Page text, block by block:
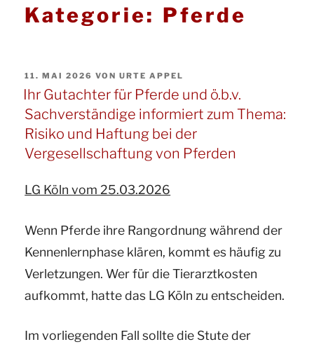
Kategorie: Pferde
VERÖFFENTLICHT
AM
11. MAI 2026 VONURTE APPEL
Ihr Gutachter für Pferde und ö.b.v.
Sachverständige informiert zum Thema:
Risiko und Haftung bei der
Vergesellschaftung von Pferden
LG Köln vom 25.03.2026
Wenn Pferde ihre Rangordnung während der
Kennenlernphase klären, kommt es häufig zu
Verletzungen. Wer für die Tierarztkosten
aufkommt, hatte das LG Köln zu entscheiden.
Im vorliegenden Fall sollte die Stute der